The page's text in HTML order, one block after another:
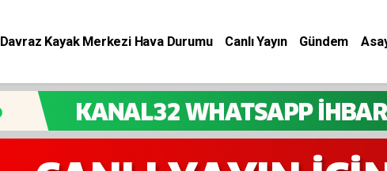
Davraz Kayak Merkezi Hava Durumu Canlı Yayın Gündem